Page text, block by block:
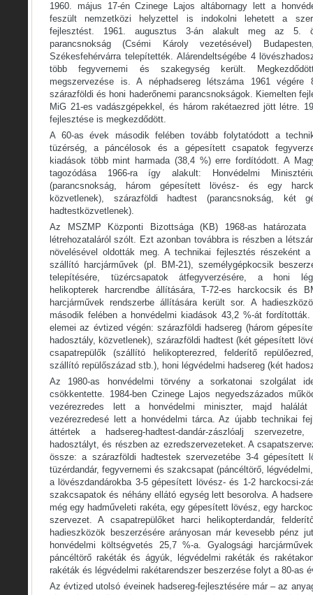
1960. május 17-én Czinege Lajos altábornagy lett a
feszült nemzetközi helyzettel is indokolni lehetett a
fejlesztést. 1961. augusztus 3-án alakult meg az 5.
parancsnokság (Csémi Károly vezetésével)
Székesfehérvárra telepítették. Alárendeltségébe 4
több fegyvernemi és szakegység került.
megszervezése is. A néphadsereg létszáma 1961
szárazföldi és honi haderőnemi parancsnokságok. Kiemelten
MiG 21-es vadászgépekkel, és három rakétaezred jött létre.
fejlesztése is megkezdődött.
A 60-as évek második felében tovább folytatódott a
tüzérség, a páncélosok és a gépesített csapatok
kiadások több mint harmada (38,4 %) erre fordítódott. A
tagozódása 1966-ra így alakult: Honvédelmi
(parancsnokság, három gépesített lövész- és egy
közvetlenek), szárazföldi hadtest (parancsnokság, két
hadtestközvetlenek).
Az MSZMP Központi Bizottsága (KB) 1968-as határozata
létrehozataláról szólt. Ezt azonban továbbra is részben a
növelésével oldották meg. A technikai fejlesztés részeként
szállító harcjárművek (pl. BM-21), személygépkocsik
telepítésére, tüzércsapatok átfegyverzésére, a honi
helikopterek harcrendbe állítására, T-72-es harckocsik és
harcjárművek rendszerbe állítására került sor. A
második felében a honvédelmi kiadások 43,2 %-át
elemei az évtized végén: szárazföldi hadsereg (három
hadosztály, közvetlenek), szárazföldi hadtest (két gépesített
csapatrepülők (szállító helikopterezred, felderítő
szállító repülőszázad stb.), honi légvédelmi hadsereg (két
Az 1980-as honvédelmi törvény a sorkatonai szolgálat
csökkentette. 1984-ben Czinege Lajos negyedszázados
vezérezredes lett a honvédelmi miniszter, majd halálát
vezérezredesé lett a honvédelmi tárca. Az újabb technikai
áttértek a hadsereg-hadtest-dandár-zászlóalj
hadosztályt, és részben az ezredszervezeteket. A
össze: a szárazföldi hadtestek szervezetébe 3-4 gépesített
tüzérdandár, fegyvernemi és szakcsapat (páncéltörő,
a lövészdandárokba 3-5 gépesített lövész- és 1-2 harckocsi-
szakcsapatok és néhány ellátó egység lett besorolva. A
még egy hadműveleti rakéta, egy gépesített lövész, egy
szervezet. A csapatrepülőket harci helikopterdandár,
hadieszközök beszerzésére arányosan már kevesebb pénz
honvédelmi költségvetés 25,7 %-a. Gyalogsági
páncéltörő rakéták és ágyúk, légvédelmi rakéták és
rakéták és légvédelmi rakétarendszer beszerzése folyt a 80-as
Az évtized utolsó éveinek hadsereg-fejlesztésére már – az